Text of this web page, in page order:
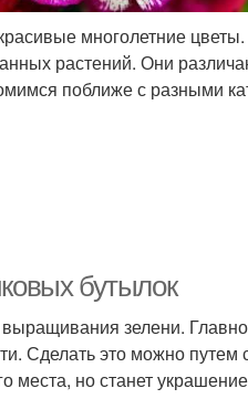
многолетние
растений. Они
поближе с разными
бутылок
зелени.
Сделать это можно путем
места, но станет